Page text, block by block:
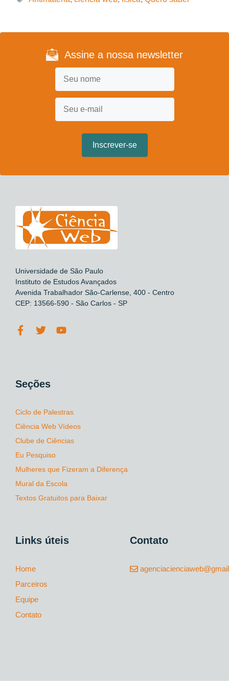
Assine a nossa newsletter
Universidade de São Paulo
Instituto de Estudos Avançados
Avenida Trabalhador São-Carlense, 400 - Centro
CEP: 13566-590 - São Carlos - SP
Seções
Ciclo de Palestras
Ciência Web Vídeos
Clube de Ciências
Eu Pesquiso
Mulheres que Fizeram a Diferença
Mural da Escola
Textos Gratuitos para Baixar
Links úteis
Home
Parceiros
Equipe
Contato
Contato